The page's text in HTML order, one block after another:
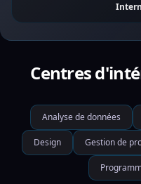
Centres
Analyse de données
Design Gestion de